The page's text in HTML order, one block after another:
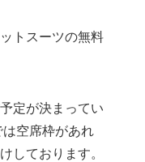
トスーツの無料
定が決まってい
空席枠があれ
しております。